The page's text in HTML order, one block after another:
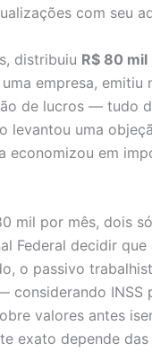
com seu
distribuiu R$ 80
empresa, emitiu
de lucros — tudo
levantou uma
economizou em
mil por mês, dois
Federal decidir que
o passivo
INSS
valores antes
exato depende das